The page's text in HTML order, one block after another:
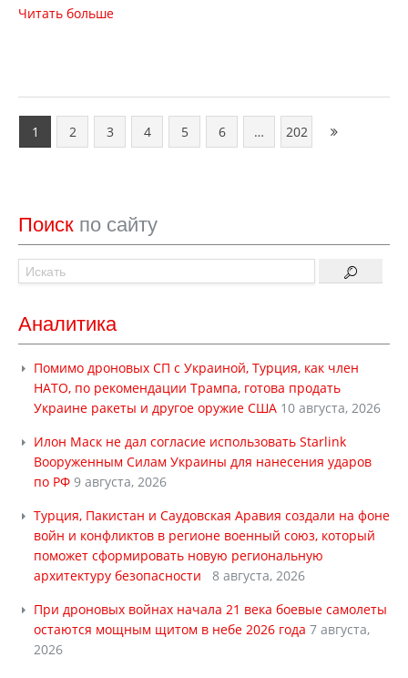
Читать больше
1 2 3 4 5 6 … 202
Поиск по сайту
Аналитика
Помимо дроновых СП с Украиной, Турция, как член
НАТО, по рекомендации Трампа, готова продать
Украине ракеты и другое оружие США 10 августа, 2026
Илон Маск не дал согласие использовать Starlink
Вооруженным Силам Украины для нанесения ударов
по РФ 9 августа, 2026
Турция, Пакистан и Саудовская Аравия создали на фоне
войн и конфликтов в регионе военный союз, который
поможет сформировать новую региональную
архитектуру безопасности
8 августа, 2026
При дроновых войнах начала 21 века боевые самолеты
остаются мощным щитом в небе 2026 года 7 августа,
2026